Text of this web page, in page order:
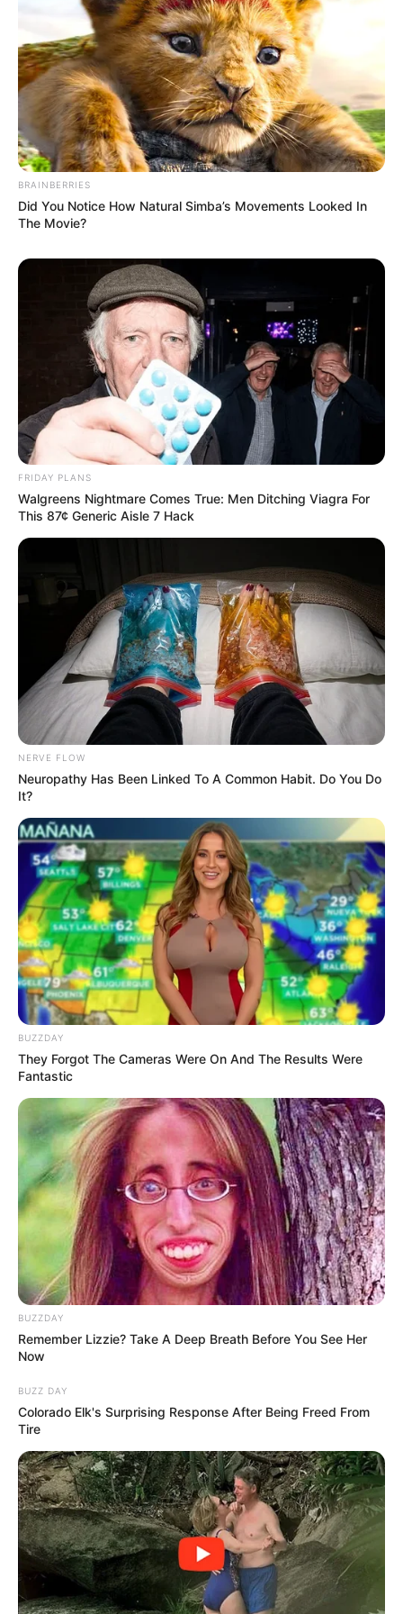
BRAINBERRIES
Did You Notice How Natural Simba’s Movements Looked In
The Movie?
FRIDAY PLANS
Walgreens Nightmare Comes True: Men Ditching Viagra For
This 87¢ Generic Aisle 7 Hack
NERVE FLOW
Neuropathy Has Been Linked To A Common Habit. Do You Do
It?
BUZZDAY
They Forgot The Cameras Were On And The Results Were
Fantastic
BUZZDAY
Remember Lizzie? Take A Deep Breath Before You See Her
Now
BUZZ DAY
Colorado Elk's Surprising Response After Being Freed From
Tire